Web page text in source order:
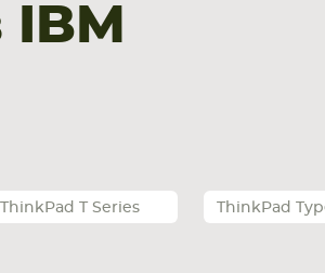
ThinkPad T Series